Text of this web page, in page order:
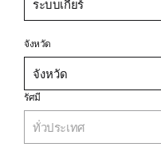
ระบบเกียร์
จังหวัด
รัศมี
ทั่วประเทศ